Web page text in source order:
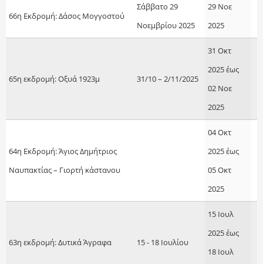
66η Εκδρομή: Δάσος Μογγοστού
Σάββατο 29
Νοεμβρίου 2025
29 Νοε
2025
65η εκδρομή: Οξυά 1923μ 31/10 – 2/11/2025
31 Οκτ
2025έως
02 Νοε
2025
64η Εκδρομή: Άγιος Δημήτριος
Ναυπακτίας – Γιορτή κάστανου
04 Οκτ
2025έως
05 Οκτ
2025
63η εκδρομή: Δυτικά Άγραφα 15 - 18 Ιουλίου
15 Ιουλ
2025έως
18 Ιουλ